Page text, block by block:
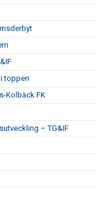
toppen
Kolbäck FK
– TG&IF